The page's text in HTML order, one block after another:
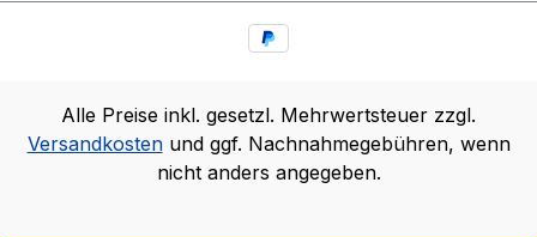
Alle Preise inkl. gesetzl. Mehrwertsteuer zzgl.
Versandkostenund ggf. Nachnahmegebühren, wenn
nicht anders angegeben.